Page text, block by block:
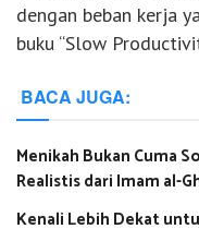
dengan beban kerja
buku “Slow
BACA JUGA:
Menikah Bukan Cuma
Realistis dari Imam al-
Kenali Lebih Dekat